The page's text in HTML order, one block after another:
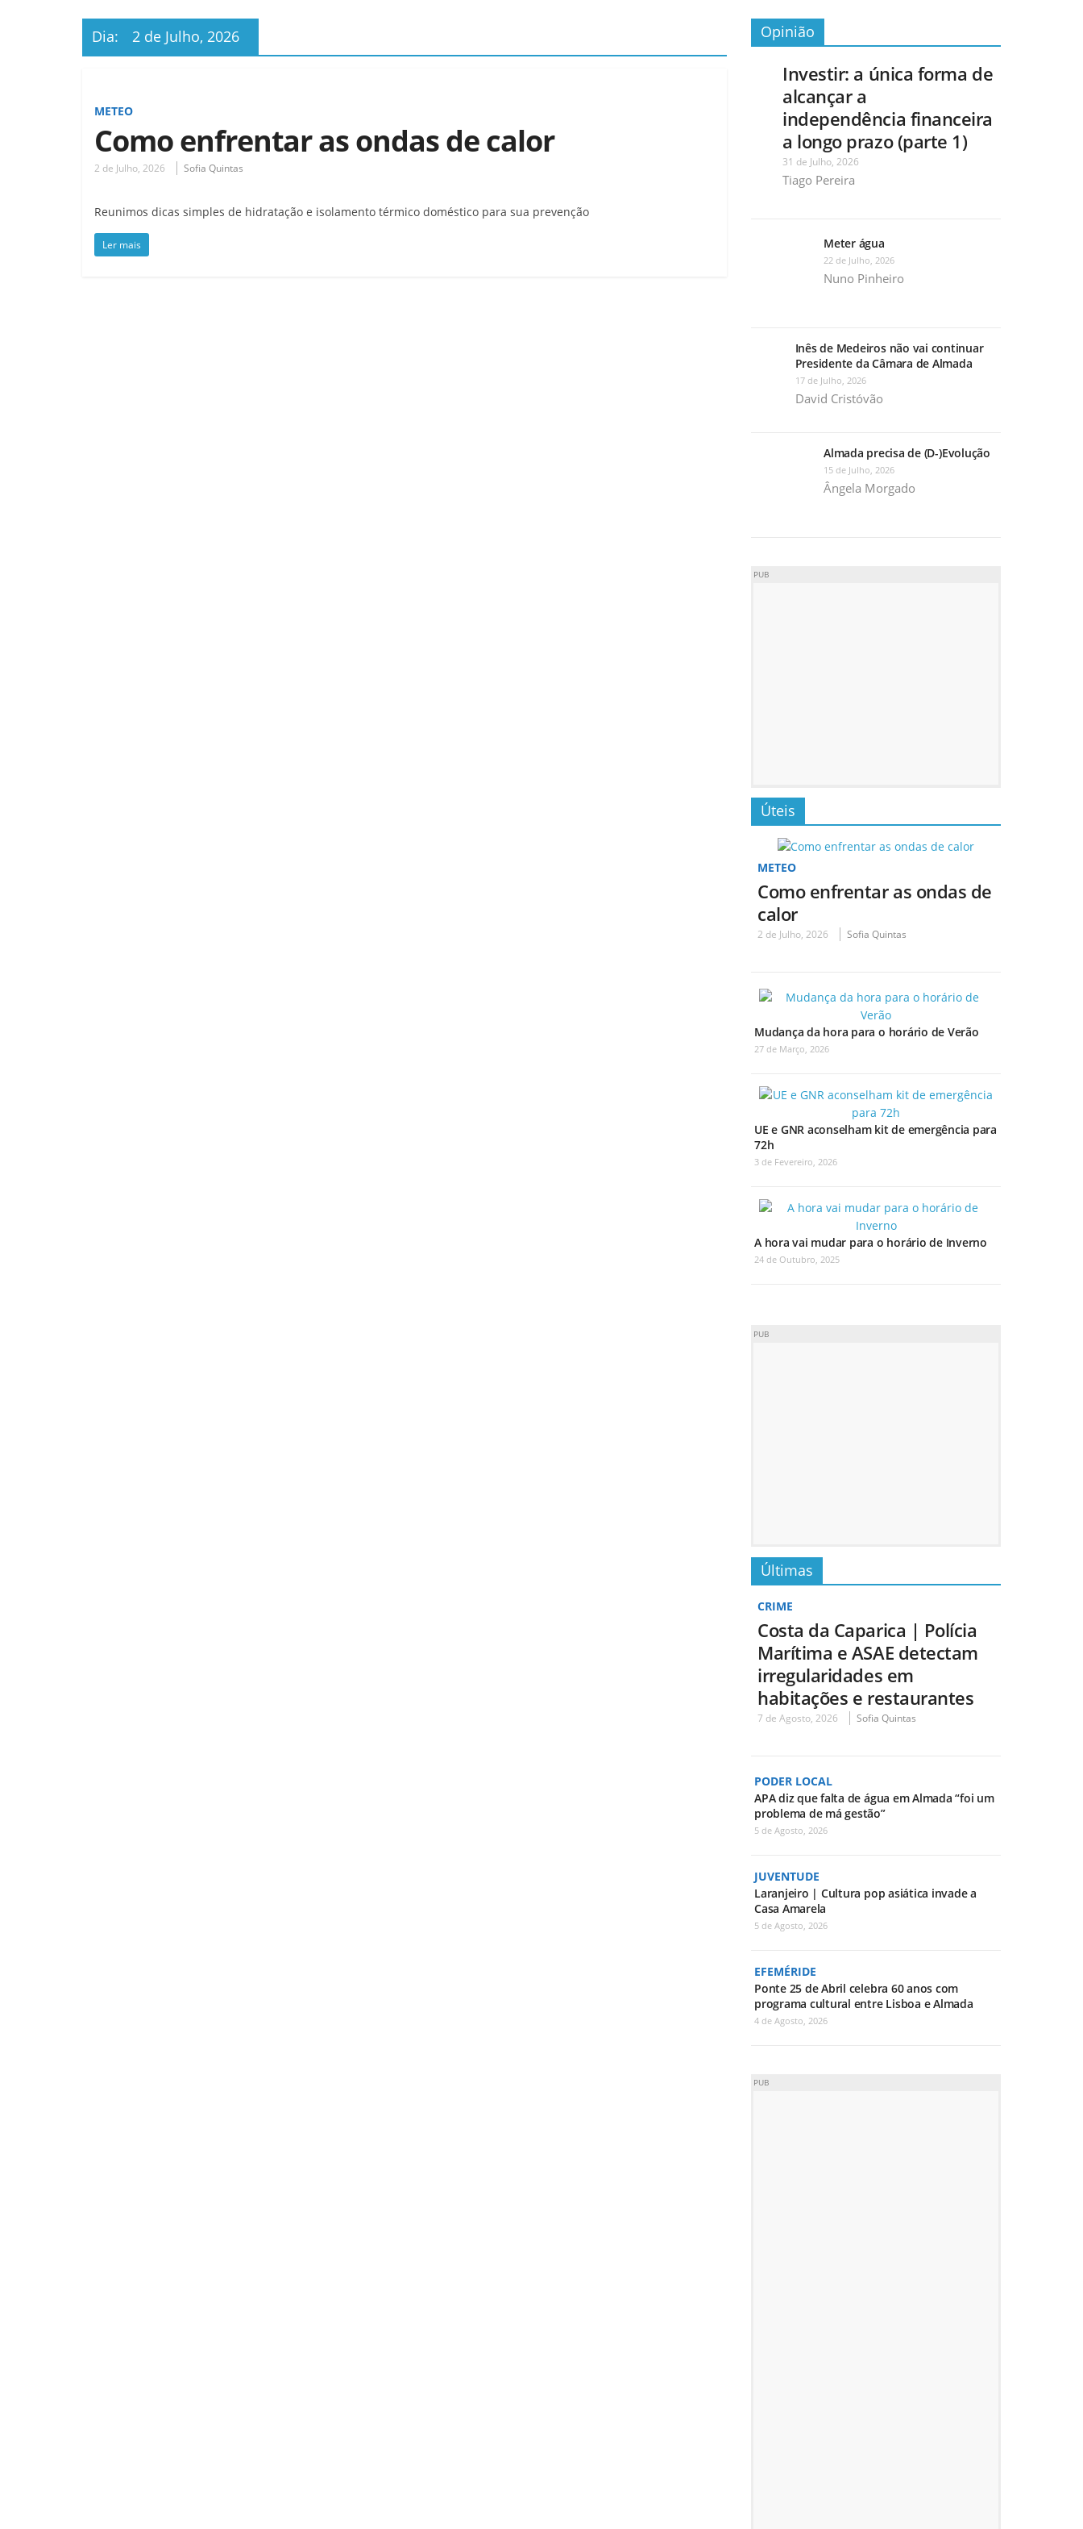
Dia: 2 de Julho, 2026
METEO
Como enfrentar as ondas de calor
2 de Julho, 2026 Sofia Quintas
Reunimos dicas simples de hidratação e isolamento térmico doméstico para sua prevenção
Ler mais
Opinião
Investir: a única forma de
alcançar a
independência financeira
a longo prazo (parte 1)
31 de Julho, 2026
Tiago Pereira
Meter água
22 de Julho, 2026
Nuno Pinheiro
Inês de Medeiros não vai continuar
Presidente da Câmara de Almada
17 de Julho, 2026
David Cristóvão
Almada precisa de (D-)Evolução
15 de Julho, 2026
Ângela Morgado
PUB
Úteis
METEO
Como enfrentar as ondas de
calor
2 de Julho, 2026 Sofia Quintas
Mudança da hora para o horário de Verão
27 de Março, 2026
UE e GNR aconselham kit de emergência para
72h
3 de Fevereiro, 2026
A hora vai mudar para o horário de Inverno
24 de Outubro, 2025
PUB
Últimas
CRIME
Costa da Caparica | Polícia
Marítima e ASAE detectam
irregularidades em
habitações e restaurantes
7 de Agosto, 2026 Sofia Quintas
PODER LOCAL
APA diz que falta de água em Almada “foi um
problema de má gestão”
5 de Agosto, 2026
JUVENTUDE
Laranjeiro | Cultura pop asiática invade a
Casa Amarela
5 de Agosto, 2026
EFEMÉRIDE
Ponte 25 de Abril celebra 60 anos com
programa cultural entre Lisboa e Almada
4 de Agosto, 2026
PUB